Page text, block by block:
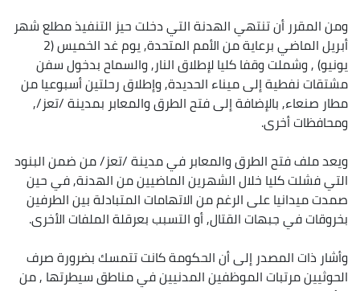
ومن المقرر أن تنتهي الهدنة التي دخلت حيز التنفيذ مطلع شهر
أبريل الماضي برعاية من الأمم المتحدة, يوم غد الخميس (2
يونيو) , وشملت وقفا كليا لإطلاق النار, والسماح بدخول سفن
مشتقات نفطية إلى ميناء الحديدة, وإطلاق رحلتين أسبوعيا من
مطار صنعاء, بالإضافة إلى فتح الطرق والمعابر بمدينة /تعز/,
ومحافظات أخرى.
ويعد ملف فتح الطرق والمعابر في مدينة /تعز/ من ضمن البنود
التي فشلت كليا خلال الشهرين الماضيين من الهدنة, في حين
صمدت ميدانيا على الرغم من الاتهامات المتبادلة بين الطرفين
بخروقات في جبهات القتال, أو التسبب بعرقلة الملفات الأخرى.
وأشار ذات المصدر إلى أن الحكومة كانت تتمسك بضرورة صرف
الحوثيين مرتبات الموظفين المدنيين في مناطق سيطرتها , من